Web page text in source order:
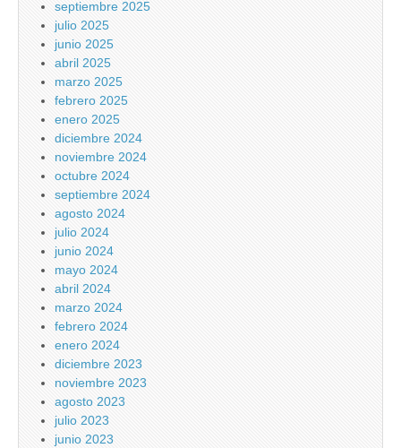
septiembre 2025
julio 2025
junio 2025
abril 2025
marzo 2025
febrero 2025
enero 2025
diciembre 2024
noviembre 2024
octubre 2024
septiembre 2024
agosto 2024
julio 2024
junio 2024
mayo 2024
abril 2024
marzo 2024
febrero 2024
enero 2024
diciembre 2023
noviembre 2023
agosto 2023
julio 2023
junio 2023